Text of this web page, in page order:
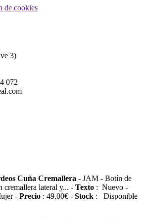
de cookies
3)
072
Cuña Cremallera - JAM - Botín de
cremallera lateral y... - Texto : Nuevo -
- Precio : 49.00€ - Stock : Disponible